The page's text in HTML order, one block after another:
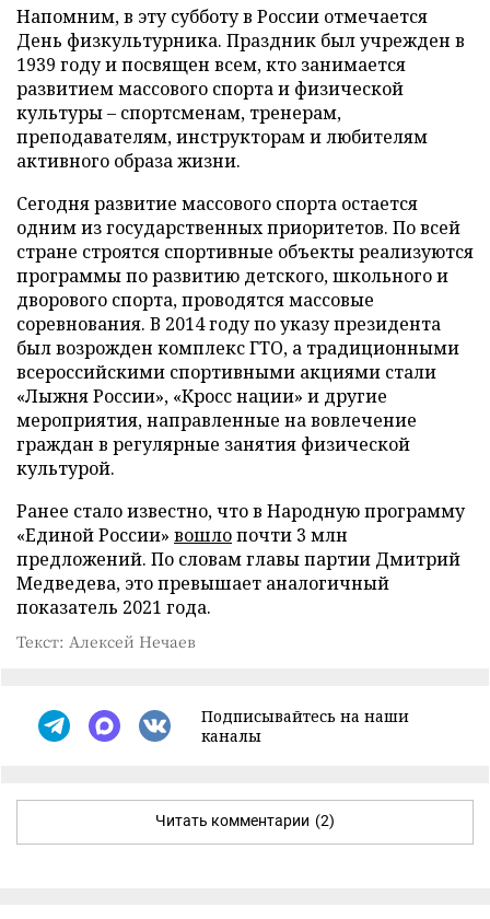
Напомним, в эту субботу в России отмечается
День физкультурника. Праздник был учрежден в
1939 году и посвящен всем, кто занимается
развитием массового спорта и физической
культуры – спортсменам, тренерам,
преподавателям, инструкторам и любителям
активного образа жизни.
Сегодня развитие массового спорта остается
одним из государственных приоритетов. По всей
стране строятся спортивные объекты реализуются
программы по развитию детского, школьного и
дворового спорта, проводятся массовые
соревнования. В 2014 году по указу президента
был возрожден комплекс ГТО, а традиционными
всероссийскими спортивными акциями стали
«Лыжня России», «Кросс нации» и другие
мероприятия, направленные на вовлечение
граждан в регулярные занятия физической
культурой.
Ранее стало известно, что в Народную программу
«Единой России» вошлопочти 3 млн
предложений. По словам главы партии Дмитрий
Медведева, это превышает аналогичный
показатель 2021 года.
Текст: Алексей Нечаев
Подписывайтесь на наши
каналы
Читать комментарии (2)